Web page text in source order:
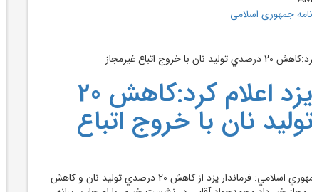
جمهوری اسلامی
فرماندار يزد اعلام کرد:کاهش 20
نان با خروج اتباع
يزد-خبرنگار روزنامه جمهوري اسلامي: فرماندار يزد از کاهش 20 درصدي توليد نان و کاهش